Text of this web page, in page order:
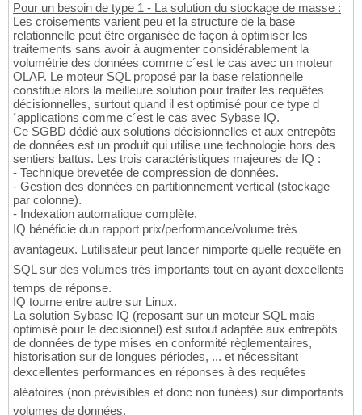
Pour un besoin de type 1 - La solution du stockage de masse :
Les croisements varient peu et la structure de la base
relationnelle peut être organisée de façon à optimiser les
traitements sans avoir à augmenter considérablement la
volumétrie des données comme c´est le cas avec un moteur
OLAP. Le moteur SQL proposé par la base relationnelle
constitue alors la meilleure solution pour traiter les requêtes
décisionnelles, surtout quand il est optimisé pour ce type d
´applications comme c´est le cas avec Sybase IQ.
Ce SGBD dédié aux solutions décisionnelles et aux entrepôts
de données est un produit qui utilise une technologie hors des
sentiers battus. Les trois caractéristiques majeures de IQ :
- Technique brevetée de compression de données.
- Gestion des données en partitionnement vertical (stockage
par colonne).
- Indexation automatique complète.
IQ bénéficie dun rapport prix/performance/volume très
avantageux. Lutilisateur peut lancer nimporte quelle requête en
SQL sur des volumes très importants tout en ayant dexcellents
temps de réponse.
IQ tourne entre autre sur Linux.
La solution Sybase IQ (reposant sur un moteur SQL mais
optimisé pour le decisionnel) est sutout adaptée aux entrepôts
de données de type mises en conformité règlementaires,
historisation sur de longues périodes, ... et nécessitant
dexcellentes performances en réponses à des requêtes
aléatoires (non prévisibles et donc non tunées) sur dimportants
volumes de données.